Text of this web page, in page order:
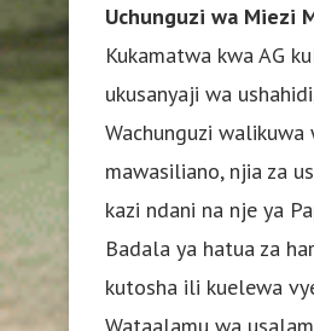
Uchunguzi wa Miezi
Kukamatwa kwa AG
ukusanyaji wa
Wachunguzi
mawasiliano, njia za
kazi ndani na nje ya
Badala ya hatua za
kutosha ili kuelewa